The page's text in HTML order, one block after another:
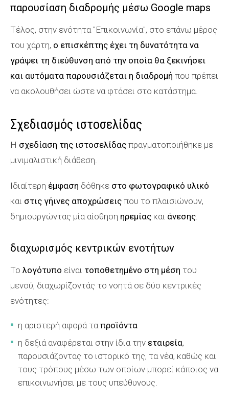
παρουσίαση διαδρομής μέσω Google maps
Τέλος, στην ενότητα "Επικοινωνία", στο επάνω μέρος
του χάρτη, ο επισκέπτης έχει τη δυνατότητα να
γράψει τη διεύθυνση από την οποία θα ξεκινήσει
και αυτόματα παρουσιάζεται η διαδρομή που πρέπει
να ακολουθήσει ώστε να φτάσει στο κατάστημα.
Σχεδιασμός ιστοσελίδας
Η σχεδίαση της ιστοσελίδας πραγματοποιήθηκε με
μινιμαλιστική διάθεση.
Ιδιαίτερη έμφαση δόθηκε στο φωτογραφικό υλικό
και στις γήινες αποχρώσεις που το πλαισιώνουν,
δημιουργώντας μία αίσθηση ηρεμίας και άνεσης.
διαχωρισμός κεντρικών ενοτήτων
Το λογότυπο είναι τοποθετημένο στη μέση του
μενού, διαχωρίζοντάς το νοητά σε δύο κεντρικές
ενότητες:
η αριστερή αφορά ταπροϊόντα
η δεξιά αναφέρεται στην ίδια την εταιρεία,
παρουσιάζοντας το ιστορικό της, τα νέα, καθώς και
τους τρόπους μέσω των οποίων μπορεί κάποιος να
επικοινωνήσει με τους υπεύθυνους.